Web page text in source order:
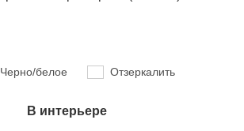
Черно/белое
Отзеркалить
В интерьере